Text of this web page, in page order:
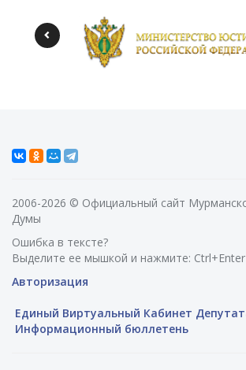
2006-2026 © Официальный сайт
Думы
Ошибка в тексте?
Выделите ее мышкой и нажмите: Ctrl+Enter
Авторизация
Единый Виртуальный Кабинет
Информационный бюллетень